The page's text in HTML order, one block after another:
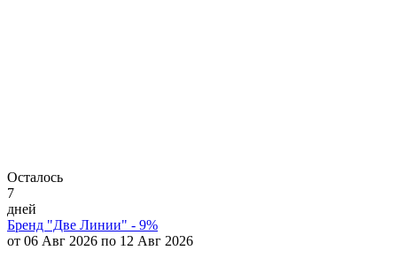
Осталось
7
дней
Бренд "Две Линии" - 9%
от 06 Авг 2026 по 12 Авг 2026